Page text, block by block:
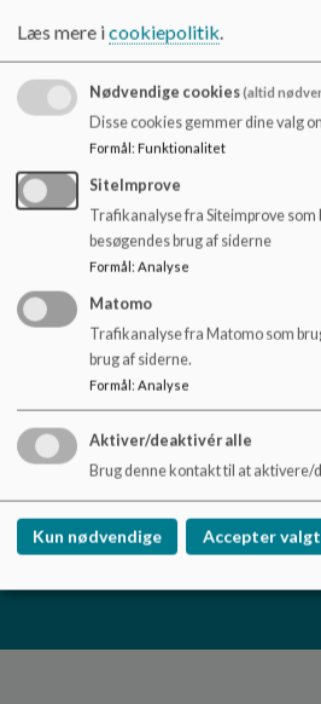
i
Tilsynsrapport 2023
Dokumenter
Pædagogisk Tilsynsrapport
Børnehuset Uglen
Århusvej 27, Ugelbølle, 8410
jajo@syddjurs.dk
23653541
5798004440087
Sitemap
Cookie politik
Læs mere icookiepolitik.
Nødvendige cookies(altid
Disse cookies gemmer dine valg
Formål: Funktionalitet
SiteImprove
Trafikanalyse fra Siteimprove som
besøgendes brug af siderne
Formål: Analyse
Matomo
Trafikanalyse fra Matomo som
brug af siderne.
Formål: Analyse
Aktiver/deaktivér alle
Brug denne kontakt til at aktivere/
Kun nødvendige Accepter